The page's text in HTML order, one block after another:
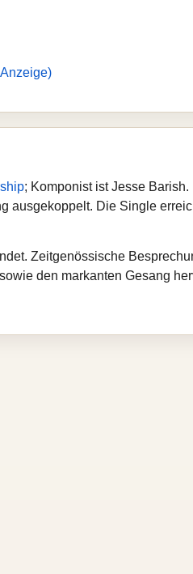
; Komponist ist Jesse
ausgekoppelt. Die Single
Zeitgenössische
den markanten Gesang